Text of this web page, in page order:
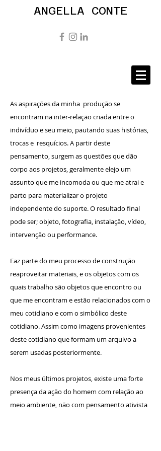
ANGELLA CONTE
As aspirações da minha produção se
encontram na inter-relação criada entre o
indivíduo e seu meio, pautando suas histórias,
trocas e resquícios. A partir deste
pensamento, surgem as questões que dão
corpo aos projetos, geralmente elejo um
assunto que me incomoda ou que me atrai e
parto para materializar o projeto
independente do suporte. O resultado final
pode ser; objeto, fotografia, instalação, vídeo,
intervenção ou performance.
Faz parte do meu processo de construção
reaproveitar materiais, e os objetos com os
quais trabalho são objetos que encontro ou
que me encontram e estão relacionados com o
meu cotidiano e com o simbólico deste
cotidiano. Assim como imagens provenientes
deste cotidiano que formam um arquivo a
serem usadas posteriormente.
Nos meus últimos projetos, existe uma forte
presença da ação do homem com relação ao
meio ambiente, não com pensamento ativista